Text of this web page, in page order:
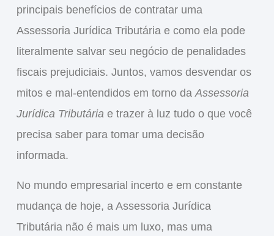
principais benefícios de contratar uma
Assessoria Jurídica Tributária e como ela pode
literalmente salvar seu negócio de penalidades
fiscais prejudiciais. Juntos, vamos desvendar os
mitos e mal-entendidos em torno daAssessoria
Jurídica Tributáriae trazer à luz tudo o que você
precisa saber para tomar uma decisão
informada.
No mundo empresarial incerto e em constante
mudança de hoje, a Assessoria Jurídica
Tributária não é mais um luxo, mas uma